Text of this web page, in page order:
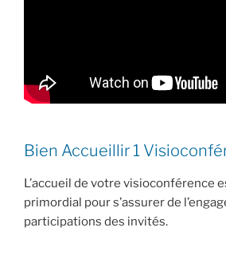
Bien Accueillir 1
L’accueil de votre visioconférence
primordial pour s’assurer de
participations des invités.